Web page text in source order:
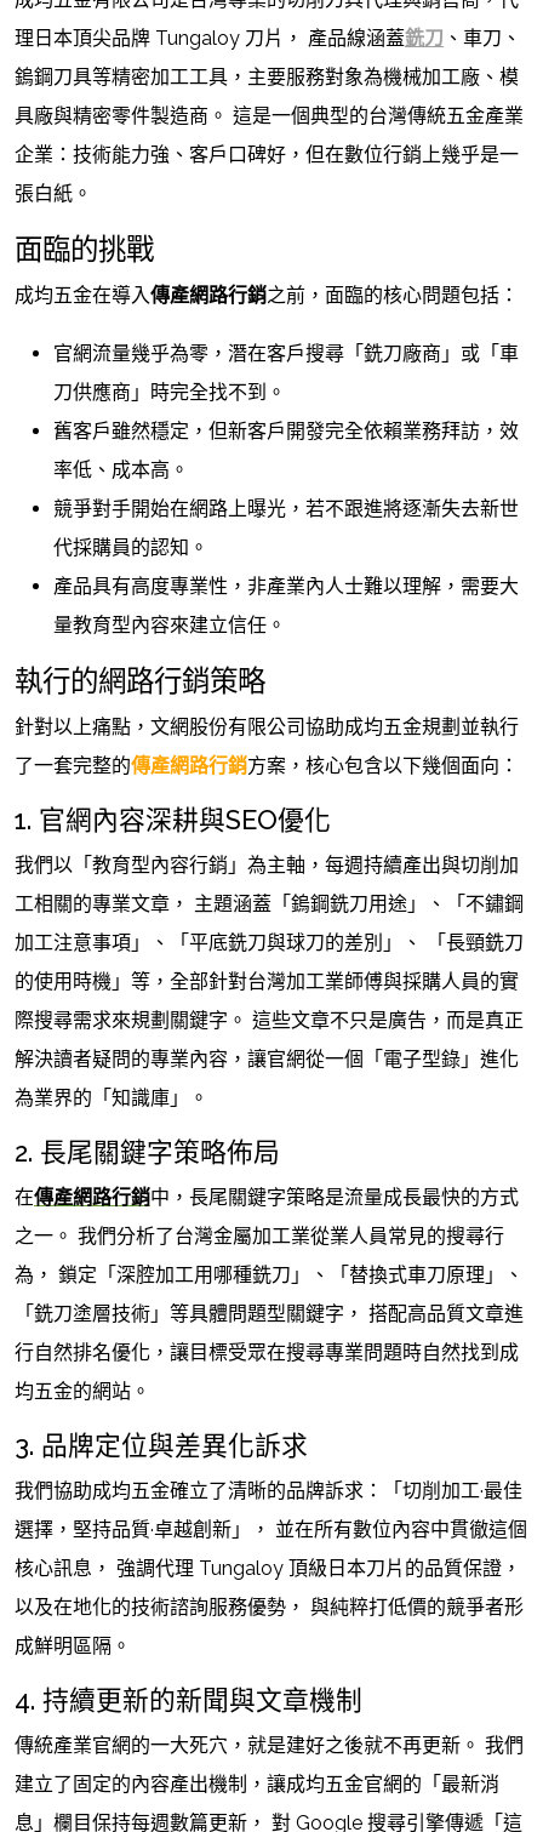
理日本頂尖品牌 Tungaloy 刀片， 產品線涵蓋銑刀 、車刀、
鎢鋼刀具等精密加工工具，主要服務對象為機械加工廠、模
具廠與精密零件製造商。 這是一個典型的台灣傳統五金產業
企業：技術能力強、客戶口碑好，但在數位行銷上幾乎是一
張白紙。
面臨的挑戰
成均五金在導入傳產網路行銷之前，面臨的核心問題包括：
官網流量幾乎為零，潛在客戶搜尋「銑刀廠商」或「車
刀供應商」時完全找不到。
舊客戶雖然穩定，但新客戶開發完全依賴業務拜訪，效
率低、成本高。
競爭對手開始在網路上曝光，若不跟進將逐漸失去新世
代採購員的認知。
產品具有高度專業性，非產業內人士難以理解，需要大
量教育型內容來建立信任。
執行的網路行銷策略
針對以上痛點，文網股份有限公司協助成均五金規劃並執行
了一套完整的傳產網路行銷方案，核心包含以下幾個面向：
1. 官網內容深耕與SEO優化
我們以「教育型內容行銷」為主軸，每週持續產出與切削加
工相關的專業文章， 主題涵蓋「鎢鋼銑刀用途」、「不鏽鋼
加工注意事項」、「平底銑刀與球刀的差別」、 「長頸銑刀
的使用時機」等，全部針對台灣加工業師傅與採購人員的實
際搜尋需求來規劃關鍵字。 這些文章不只是廣告，而是真正
解決讀者疑問的專業內容，讓官網從一個「電子型錄」進化
為業界的「知識庫」。
2. 長尾關鍵字策略佈局
在傳產網路行銷中，長尾關鍵字策略是流量成長最快的方式
之一。 我們分析了台灣金屬加工業從業人員常見的搜尋行
為， 鎖定「深腔加工用哪種銑刀」、「替換式車刀原理」、
「銑刀塗層技術」等具體問題型關鍵字， 搭配高品質文章進
行自然排名優化，讓目標受眾在搜尋專業問題時自然找到成
均五金的網站。
3. 品牌定位與差異化訴求
我們協助成均五金確立了清晰的品牌訴求：「切削加工·最佳
選擇，堅持品質·卓越創新」， 並在所有數位內容中貫徹這個
核心訊息， 強調代理 Tungaloy 頂級日本刀片的品質保證，
以及在地化的技術諮詢服務優勢， 與純粹打低價的競爭者形
成鮮明區隔。
4. 持續更新的新聞與文章機制
傳統產業官網的一大死穴，就是建好之後就不再更新。 我們
建立了固定的內容產出機制，讓成均五金官網的「最新消
息」欄目保持每週數篇更新， 對 Google 搜尋引擎傳遞「這